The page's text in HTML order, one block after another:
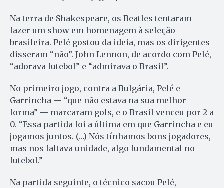
Na terra de Shakespeare, os Beatles tentaram
fazer um show em homenagem à seleção
brasileira. Pelé gostou da ideia, mas os dirigentes
disseram “não”. John Lennon, de acordo com Pelé,
“adorava futebol” e “admirava o Brasil”.
No primeiro jogo, contra a Bulgária, Pelé e
Garrincha — “que não estava na sua melhor
forma” — marcaram gols, e o Brasil venceu por 2 a
0. “Essa partida foi a última em que Garrincha e eu
jogamos juntos. (…) Nós tínhamos bons jogadores,
mas nos faltava unidade, algo fundamental no
futebol.”
Na partida seguinte, o técnico sacou Pelé,